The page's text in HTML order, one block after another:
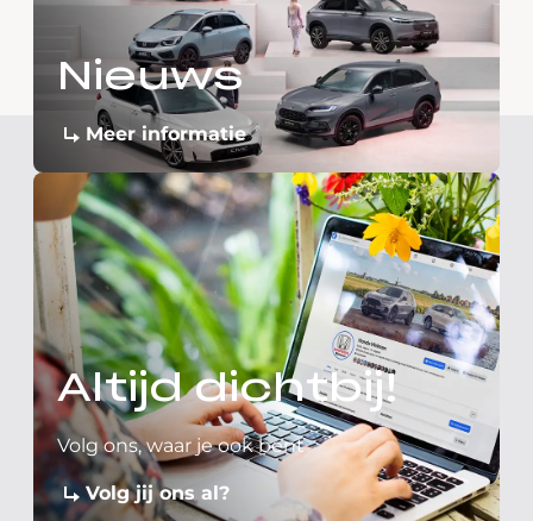
Nieuws
Meer informatie
Altijd dichtbij!
Volg ons, waar je ook bent
Volg jij ons al?